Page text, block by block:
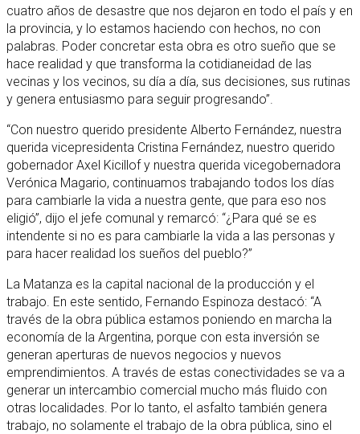
cuatro años de desastre que nos dejaron en todo el país y en
la provincia, y lo estamos haciendo con hechos, no con
palabras. Poder concretar esta obra es otro sueño que se
hace realidad y que transforma la cotidianeidad de las
vecinas y los vecinos, su día a día, sus decisiones, sus rutinas
y genera entusiasmo para seguir progresando”.
“Con nuestro querido presidente Alberto Fernández, nuestra
querida vicepresidenta Cristina Fernández, nuestro querido
gobernador Axel Kicillof y nuestra querida vicegobernadora
Verónica Magario, continuamos trabajando todos los días
para cambiarle la vida a nuestra gente, que para eso nos
eligió”, dijo el jefe comunal y remarcó: “¿Para qué se es
intendente si no es para cambiarle la vida a las personas y
para hacer realidad los sueños del pueblo?”
La Matanza es la capital nacional de la producción y el
trabajo. En este sentido, Fernando Espinoza destacó: “A
través de la obra pública estamos poniendo en marcha la
economía de la Argentina, porque con esta inversión se
generan aperturas de nuevos negocios y nuevos
emprendimientos. A través de estas conectividades se va a
generar un intercambio comercial mucho más fluido con
otras localidades. Por lo tanto, el asfalto también genera
trabajo, no solamente el trabajo de la obra pública, sino el